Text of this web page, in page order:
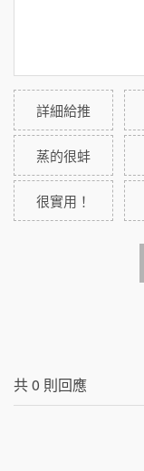
詳細給推
蒸的很蚌
很實用！
共0 則回應